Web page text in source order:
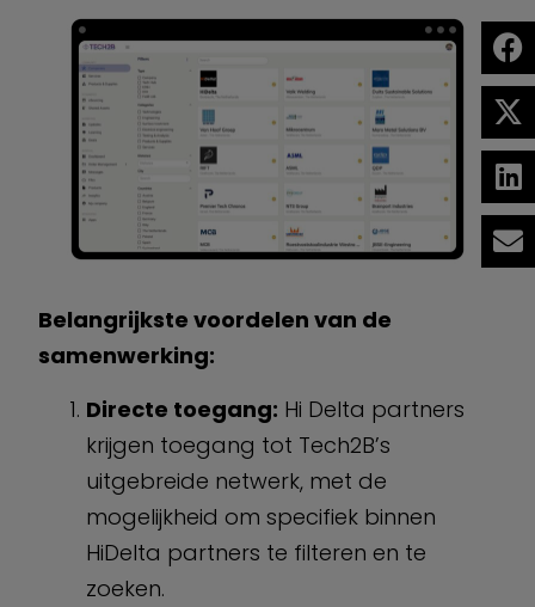
Belangrijkste voordelen van de
samenwerking:
Directe toegang: Hi Delta partners
krijgen toegang tot Tech2B’s
uitgebreide netwerk, met de
mogelijkheid om specifiek binnen
HiDelta partners te filteren en te
zoeken.